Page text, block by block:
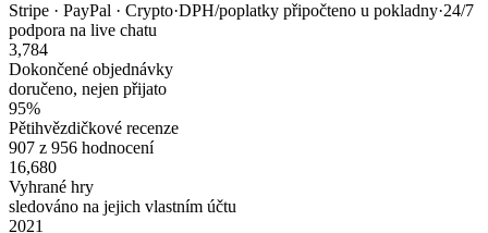
Stripe · PayPal · Crypto·DPH/poplatky připočteno u pokladny·24/7
podpora na live chatu
3,784
Dokončené objednávky
doručeno, nejen přijato
95%
Pětihvězdičkové recenze
907 z 956 hodnocení
16,680
Vyhrané hry
sledováno na jejich vlastním účtu
2021